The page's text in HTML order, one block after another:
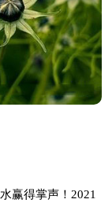
赢得掌声！2021